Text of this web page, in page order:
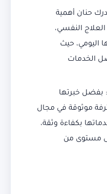
حنان أهمية
النفسي،
اليومي، حيث
الخدمات
بفضل خبرتها
موثوقة في مجال
بكفاءة وثقة،
مستوى من